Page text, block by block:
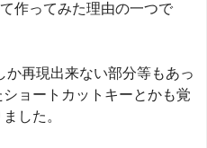
作ってみた理由の一つで
か再現出来ない部分等もあっ
ョートカットキーとかも覚
した。